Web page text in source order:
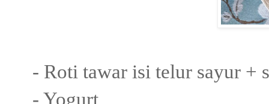
- Roti tawar isi telur sayur +
- Yogurt